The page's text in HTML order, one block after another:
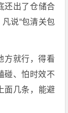
还出了仓储合
说“包清关包
方就行，得看
、怕时效不
面几条，能避